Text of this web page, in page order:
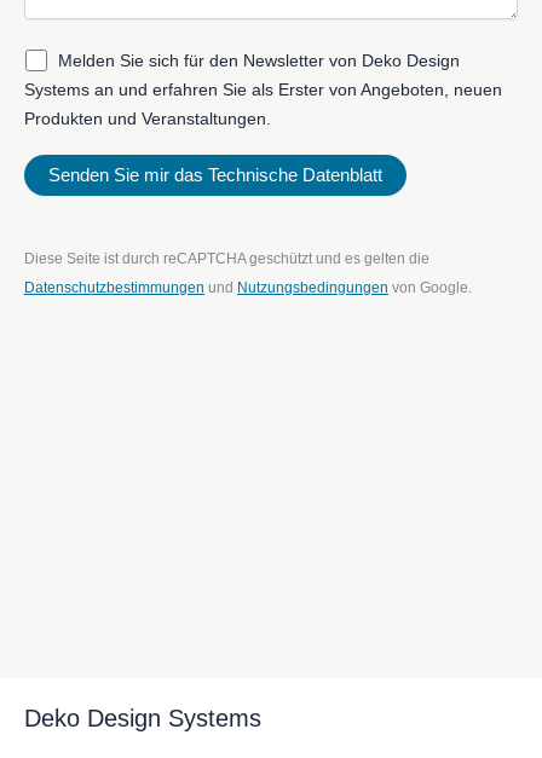
Melden Sie sich für den Newsletter von Deko Design
Systems an und erfahren Sie als Erster von Angeboten, neuen
Produkten und Veranstaltungen.
Diese Seite ist durch reCAPTCHA geschützt und es gelten die
Datenschutzbestimmungen und Nutzungsbedingungen von Google.
Deko Design Systems